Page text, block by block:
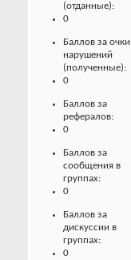
(отданные):
0
Баллов за очки
нарушений
(полученные):
0
Баллов за
рефералов:
0
Баллов за
сообщения в
группах:
0
Баллов за
дискуссии в
группах:
0